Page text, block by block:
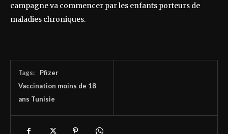
campagne va commencer par les enfants porteurs de
maladies chroniques.
Tags:
Pfizer
Vaccination moins de 18
ans Tunisie